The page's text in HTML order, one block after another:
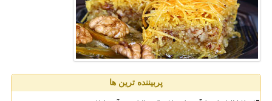
پربیننده ترین ها